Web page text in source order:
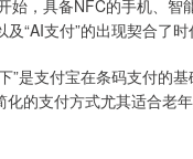
始，具备NFC的手机、智
及“AI支付”的出现契合了
”是支付宝在条码支付的
化的支付方式尤其适合老